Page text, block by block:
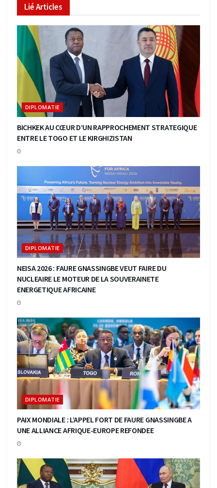
LiéArticles
DIPLOMATIE
BICHKEK AU CŒUR D’UN RAPPROCHEMENT STRATEGIQUE
ENTRE LE TOGO ET LE KIRGHIZISTAN
DIPLOMATIE
NEISA 2026 : FAURE GNASSINGBE VEUT FAIRE DU
NUCLEAIRE LE MOTEUR DE LA SOUVERAINETE
ENERGETIQUE AFRICAINE
DIPLOMATIE
PAIX MONDIALE : L’APPEL FORT DE FAURE GNASSINGBE A
UNE ALLIANCE AFRIQUE-EUROPE REFONDEE